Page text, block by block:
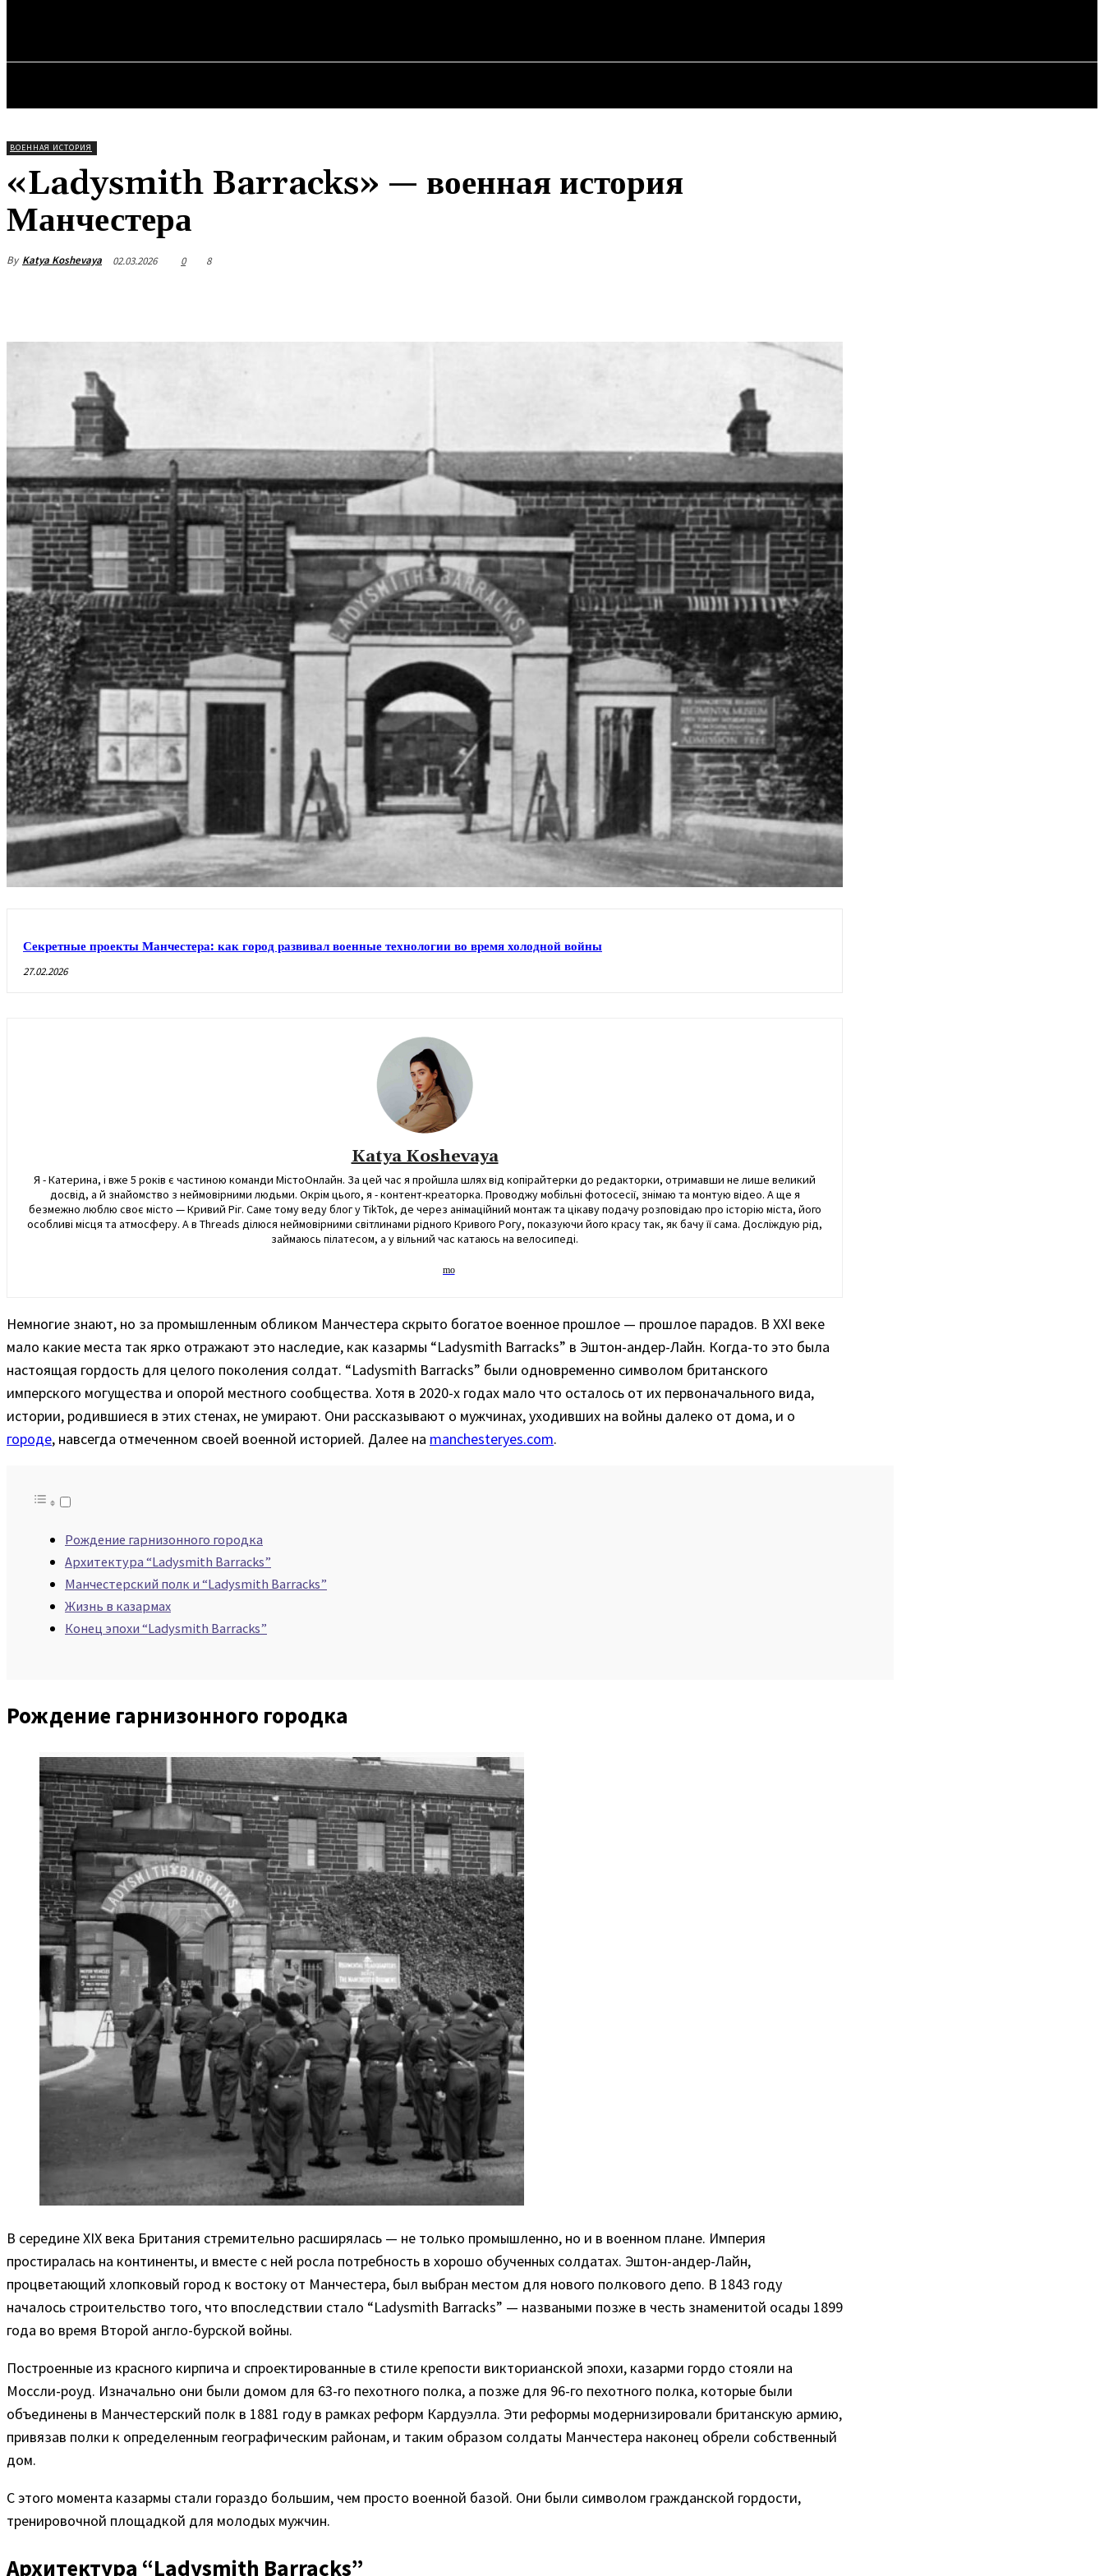
ВОЕННАЯ ИСТОРИЯ
«Ladysmith Barracks» — военная история
Манчестера
By Katya Koshevaya 02.03.2026 0 8
Секретные проекты Манчестера: как город развивал военные технологии во время холодной войны
27.02.2026
Katya Koshevaya
Я - Катерина, і вже 5 років є частиною команди МістоОнлайн. За цей час я пройшла шлях від копірайтерки до редакторки, отримавши не лише великий
досвід, а й знайомство з неймовірними людьми. Окрім цього, я - контент-креаторка. Проводжу мобільні фотосесії, знімаю та монтую відео. А ще я
безмежно люблю своє місто — Кривий Ріг. Саме тому веду блог у TikTok, де через анімаційний монтаж та цікаву подачу розповідаю про історію міста, його
особливі місця та атмосферу. А в Threads ділюся неймовірними світлинами рідного Кривого Рогу, показуючи його красу так, як бачу її сама. Досліждую рід,
займаюсь пілатесом, а у вільний час катаюсь на велосипеді.
Немногие знают, но за промышленным обликом Манчестера скрыто богатое военное прошлое — прошлое парадов. В XXI веке
мало какие места так ярко отражают это наследие, как казармы “Ladysmith Barracks” в Эштон-андер-Лайн. Когда-то это была
настоящая гордость для целого поколения солдат. “Ladysmith Barracks” были одновременно символом британского
имперского могущества и опорой местного сообщества. Хотя в 2020-х годах мало что осталось от их первоначального вида,
истории, родившиеся в этих стенах, не умирают. Они рассказывают о мужчинах, уходивших на войны далеко от дома, и о
городе, навсегда отмеченном своей военной историей. Далее на manchesteryes.com.
Рождение гарнизонного городка
Архитектура “Ladysmith Barracks”
Манчестерский полк и “Ladysmith Barracks”
Жизнь в казармах
Конец эпохи “Ladysmith Barracks”
Рождение гарнизонного городка
В середине XIX века Британия стремительно расширялась — не только промышленно, но и в военном плане. Империя
простиралась на континенты, и вместе с ней росла потребность в хорошо обученных солдатах. Эштон-андер-Лайн,
процветающий хлопковый город к востоку от Манчестера, был выбран местом для нового полкового депо. В 1843 году
началось строительство того, что впоследствии стало “Ladysmith Barracks” — назваными позже в честь знаменитой осады 1899
года во время Второй англо-бурской войны.
Построенные из красного кирпича и спроектированные в стиле крепости викторианской эпохи, казарми гордо стояли на
Моссли-роуд. Изначально они были домом для 63-го пехотного полка, а позже для 96-го пехотного полка, которые были
объединены в Манчестерский полк в 1881 году в рамках реформ Кардуэлла. Эти реформы модернизировали британскую армию,
привязав полки к определенным географическим районам, и таким образом солдаты Манчестера наконец обрели собственный
дом.
С этого момента казармы стали гораздо большим, чем просто военной базой. Они были символом гражданской гордости,
тренировочной площадкой для молодых мужчин.
Архитектура “Ladysmith Barracks”